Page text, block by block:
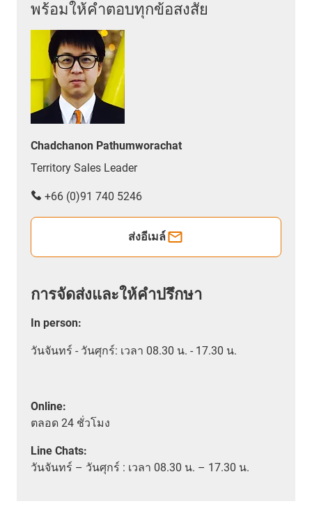
พร้อมให้คำตอบทุกข้อสงสัย
Chadchanon Pathumworachat
Territory Sales Leader
+66 (0)91 740 5246
ส่งอีเมล์
การจัดส่งและให้คำปรึกษา
In person:
วันจันทร์ - วันศุกร์: เวลา 08.30 น. - 17.30 น.
Online:
ตลอด 24 ชั่วโมง
Line Chats:
วันจันทร์ – วันศุกร์ : เวลา 08.30 น. – 17.30 น.